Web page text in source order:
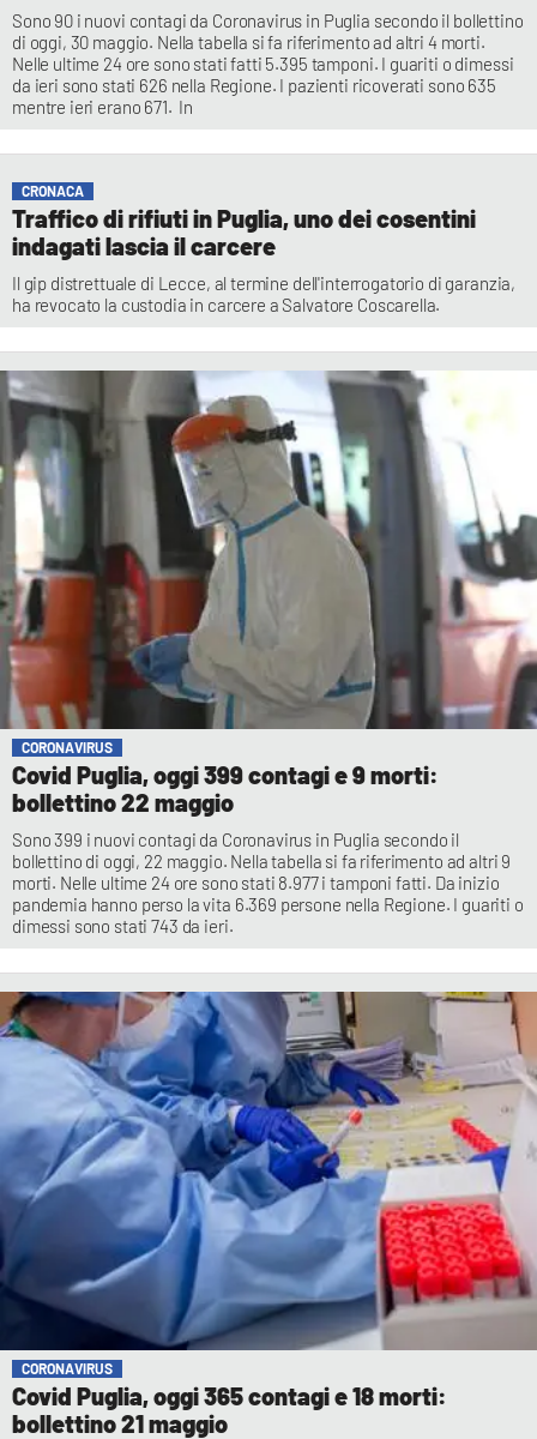
Sono 90 i nuovi contagi da Coronavirus in Puglia secondo il bollettino
di oggi, 30 maggio. Nella tabella si fa riferimento ad altri 4 morti.
Nelle ultime 24 ore sono stati fatti 5.395 tamponi. I guariti o dimessi
da ieri sono stati 626 nella Regione. I pazienti ricoverati sono 635
mentre ieri erano 671. In
CRONACA
Traffico di rifiuti in Puglia, uno dei cosentini
indagati lascia il carcere
Il gip distrettuale di Lecce, al termine dell'interrogatorio di garanzia,
ha revocato la custodia in carcere a Salvatore Coscarella.
CORONAVIRUS
Covid Puglia, oggi 399 contagi e 9 morti:
bollettino 22 maggio
Sono 399 i nuovi contagi da Coronavirus in Puglia secondo il
bollettino di oggi, 22 maggio. Nella tabella si fa riferimento ad altri 9
morti. Nelle ultime 24 ore sono stati 8.977 i tamponi fatti. Da inizio
pandemia hanno perso la vita 6.369 persone nella Regione. I guariti o
dimessi sono stati 743 da ieri.
CORONAVIRUS
Covid Puglia, oggi 365 contagi e 18 morti:
bollettino 21 maggio